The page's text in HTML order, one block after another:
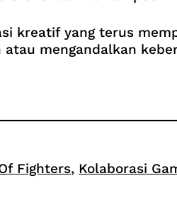
kreatif yang terus
atau mengandalkan
Fighters, Kolaborasi